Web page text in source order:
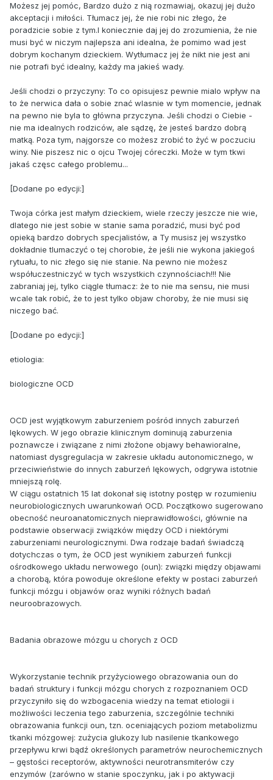
Możesz jej pomóc, Bardzo dużo z nią rozmawiaj, okazuj jej dużo
akceptacji i miłości. Tłumacz jej, że nie robi nic złego, że
poradzicie sobie z tym.I koniecznie daj jej do zrozumienia, że nie
musi być w niczym najlepsza ani idealna, że pomimo wad jest
dobrym kochanym dzieckiem. Wytłumacz jej że nikt nie jest ani
nie potrafi być idealny, każdy ma jakieś wady.
Jeśli chodzi o przyczyny: To co opisujesz pewnie mialo wpływ na
to że nerwica dała o sobie znać wlasnie w tym momencie, jednak
na pewno nie byla to główna przyczyna. Jeśli chodzi o Ciebie -
nie ma idealnych rodziców, ale sądzę, że jesteś bardzo dobrą
matką. Poza tym, najgorsze co możesz zrobić to żyć w poczuciu
winy. Nie piszesz nic o ojcu Twojej córeczki. Może w tym tkwi
jakaś częsc całego problemu...
[Dodane po edycji:]
Twoja córka jest małym dzieckiem, wiele rzeczy jeszcze nie wie,
dlatego nie jest sobie w stanie sama poradzić, musi być pod
opieką bardzo dobrych specjalistów, a Ty musisz jej wszystko
dokładnie tlumaczyć o tej chorobie, że jeśli nie wykona jakiegoś
rytuału, to nic złego się nie stanie. Na pewno nie możesz
współuczestniczyć w tych wszystkich czynnościach!!! Nie
zabraniaj jej, tylko ciągle tłumacz: że to nie ma sensu, nie musi
wcale tak robić, że to jest tylko objaw choroby, że nie musi się
niczego bać.
[Dodane po edycji:]
etiologia:
biologiczne OCD
OCD jest wyjątkowym zaburzeniem pośród innych zaburzeń
lękowych. W jego obrazie klinicznym dominują zaburzenia
poznawcze i związane z nimi złożone objawy behawioralne,
natomiast dysgregulacja w zakresie układu autonomicznego, w
przeciwieństwie do innych zaburzeń lękowych, odgrywa istotnie
mniejszą rolę.
W ciągu ostatnich 15 lat dokonał się istotny postęp w rozumieniu
neurobiologicznych uwarunkowań OCD. Początkowo sugerowano
obecność neuroanatomicznych nieprawidłowości, głównie na
podstawie obserwacji związków między OCD i niektórymi
zaburzeniami neurologicznymi. Dwa rodzaje badań świadczą
dotychczas o tym, że OCD jest wynikiem zaburzeń funkcji
ośrodkowego układu nerwowego (oun): związki między objawami
a chorobą, która powoduje określone efekty w postaci zaburzeń
funkcji mózgu i objawów oraz wyniki różnych badań
neuroobrazowych.
Badania obrazowe mózgu u chorych z OCD
Wykorzystanie technik przyżyciowego obrazowania oun do
badań struktury i funkcji mózgu chorych z rozpoznaniem OCD
przyczyniło się do wzbogacenia wiedzy na temat etiologii i
możliwości leczenia tego zaburzenia, szczególnie techniki
obrazowania funkcji oun, tzn. oceniających poziom metabolizmu
tkanki mózgowej: zużycia glukozy lub nasilenie tkankowego
przepływu krwi bądź określonych parametrów neurochemicznych
– gęstości receptorów, aktywności neurotransmiterów czy
enzymów (zarówno w stanie spoczynku, jak i po aktywacji